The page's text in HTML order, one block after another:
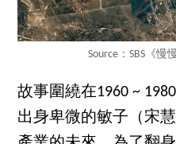
Source：SBS《
故事圍繞在1960 ~
出身卑微的敏子（宋